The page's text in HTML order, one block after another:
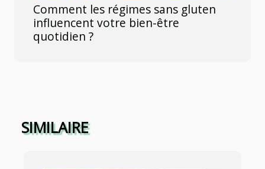
Comment les régimes sans gluten
influencent votre bien-être
quotidien ?
SIMILAIRE